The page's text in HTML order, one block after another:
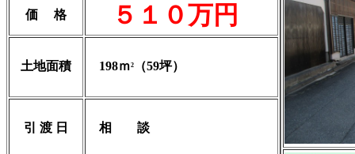
価 格 ５１０万円
土地面積 198ｍ2 （59坪）
引 渡 日 相 談